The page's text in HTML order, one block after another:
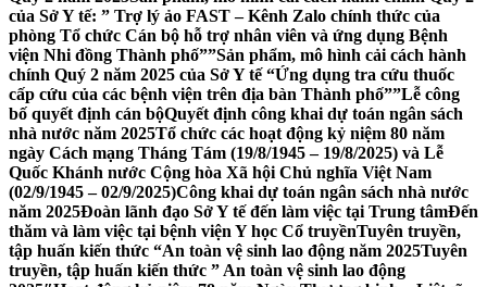
của Sở Y tế: ” Trợ lý ảo FAST – Kênh Zalo chính thức của
phòng Tổ chức Cán bộ hỗ trợ nhân viên và ứng dụng Bệnh
viện Nhi đồng Thành phố””Sản phẩm, mô hình cải cách hành
chính Quý 2 năm 2025 của Sở Y tế “Ứng dụng tra cứu thuốc
cấp cứu của các bệnh viện trên địa bàn Thành phố””Lễ công
bố quyết định cán bộQuyết định công khai dự toán ngân sách
nhà nước năm 2025Tổ chức các hoạt động kỷ niệm 80 năm
ngày Cách mạng Tháng Tám (19/8/1945 – 19/8/2025) và Lễ
Quốc Khánh nước Cộng hòa Xã hội Chủ nghĩa Việt Nam
(02/9/1945 – 02/9/2025)Công khai dự toán ngân sách nhà nước
năm 2025Đoàn lãnh đạo Sở Y tế đến làm việc tại Trung tâmĐến
thăm và làm việc tại bệnh viện Y học Cổ truyềnTuyên truyền,
tập huấn kiến thức “An toàn vệ sinh lao động năm 2025Tuyên
truyền, tập huấn kiến thức ” An toàn vệ sinh lao động